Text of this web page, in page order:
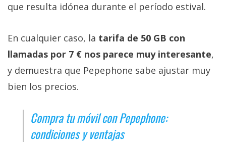
que resulta idónea durante el período estival.
En cualquier caso, la tarifa de 50 GB con
llamadas por 7 € nos parece muy interesante,
y demuestra que Pepephone sabe ajustar muy
bien los precios.
Compra tu móvil con Pepephone:
condiciones y ventajas